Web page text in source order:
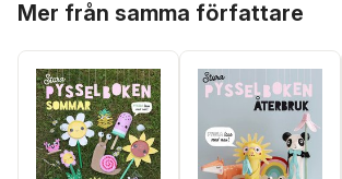
Mer från samma författare